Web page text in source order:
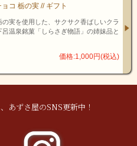
コ 栃の実 // ギフト
実を使用した、サクサク香ばしいクラ
呂温泉銘菓「しらさぎ物語」の姉妹品と
価格:1,000円(税込)
あずさ屋のSNS更新中！